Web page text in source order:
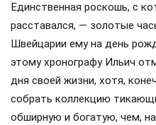
Единственная роскошь, с
расставался, — золотые
Швейцарии ему на день
этому хронографу Ильич
дня своей жизни, хотя,
собрать коллекцию
обширную и богатую, чем,